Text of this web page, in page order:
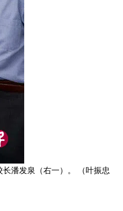
潘发泉（右一）。 （叶振忠